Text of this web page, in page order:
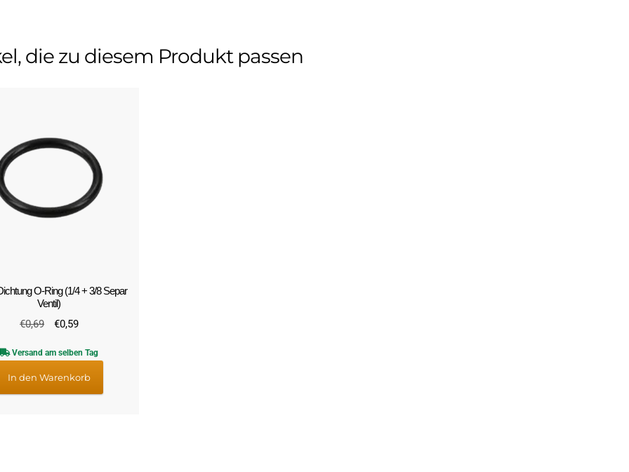
die zu diesem Produkt passen
O-Ring (1/4 + 3/8 Separ
Ventil)
€0,69
Ursprünglicher
war:
€0,69
€0,59Aktueller
ist:
€0,59.
Versand am selben Tag
In den Warenkorb